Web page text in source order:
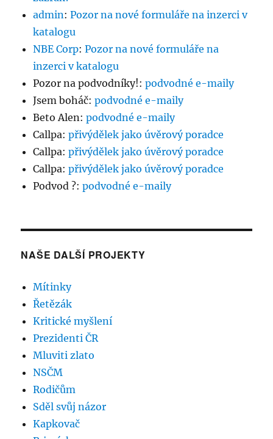
admin:Pozor na nové formuláře na inzerci v
katalogu
NBE Corp:Pozor na nové formuláře na
inzerci v katalogu
Pozor na podvodníky!:podvodné e-maily
Jsem boháč:podvodné e-maily
Beto Alen:podvodné e-maily
Callpa:přivýdělek jako úvěrový poradce
Callpa:přivýdělek jako úvěrový poradce
Callpa:přivýdělek jako úvěrový poradce
Podvod ?:podvodné e-maily
NAŠE DALŠÍ PROJEKTY
Mítinky
Řetězák
Kritické myšlení
Prezidenti ČR
Mluviti zlato
NSČM
Rodičům
Sděl svůj názor
Kapkovač